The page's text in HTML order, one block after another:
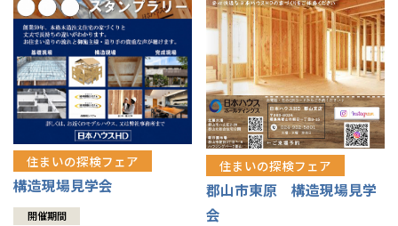
住まいの探検フェア
構造現場見学会
開催期間
住まいの探検フェア
郡山市東原 構造現場見学
会